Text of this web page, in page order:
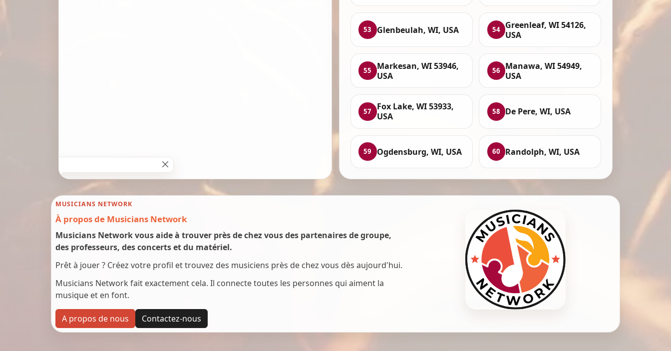
53 Glenbeulah, WI, USA 54
Greenleaf, WI 54126,
USA
55
Markesan, WI 53946,
USA
56
Manawa, WI 54949,
USA
57
Fox Lake, WI 53933,
USA
58 De Pere, WI, USA
59 Ogdensburg, WI, USA 60 Randolph, WI, USA
MUSICIANS NETWORK
À propos de Musicians Network
Musicians Network vous aide à trouver près de chez vous des partenaires de groupe,
des professeurs, des concerts et du matériel.
Prêt à jouer ? Créez votre profil et trouvez des musiciens près de chez vous dès aujourd'hui.
Musicians Network fait exactement cela. Il connecte toutes les personnes qui aiment la
musique et en font.
A propos de nous Contactez-nous